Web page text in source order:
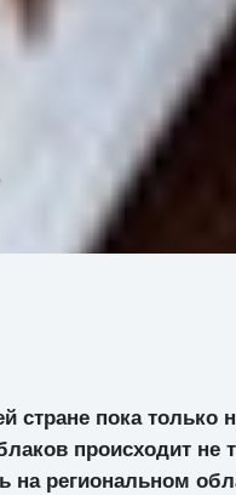
пока только
происходит не
на региональном